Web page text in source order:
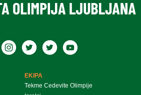
EKIPA
Tekme Cedevite Olimpije